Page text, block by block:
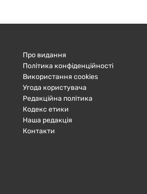
Про видання
Політика конфіденційності
Використання cookies
Угода користувача
Редакційна політика
Кодекс етики
Наша редакція
Контакти